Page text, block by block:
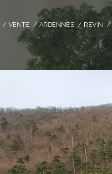
VENTE ARDENNES REVIN